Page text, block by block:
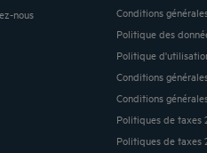
nous
Conditions
Politique des
Politique
Conditions
Conditions
Politiques de taxes
Politiques de taxes